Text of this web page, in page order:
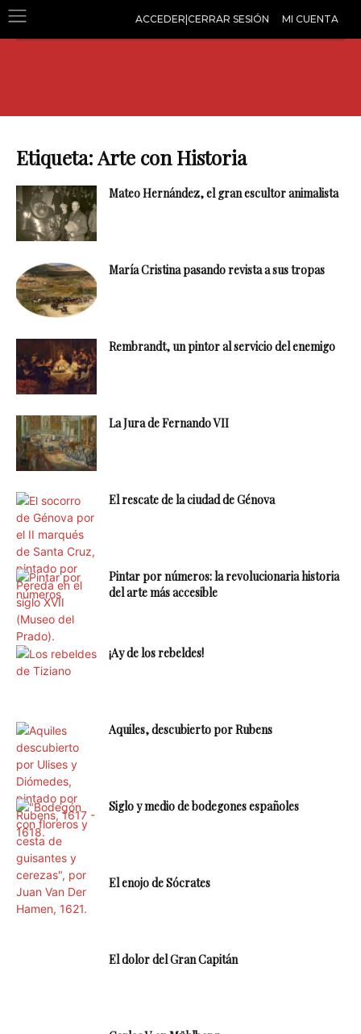
ACCEDER|CERRAR SESIÓN MI CUENTA
Etiqueta: Arte con Historia
Mateo Hernández, el gran escultor animalista
María Cristina pasando revista a sus tropas
Rembrandt, un pintor al servicio del enemigo
La Jura de Fernando VII
El rescate de la ciudad de Génova
Pintar por números: la revolucionaria historia
del arte más accesible
¡Ay de los rebeldes!
Aquiles, descubierto por Rubens
Siglo y medio de bodegones españoles
El enojo de Sócrates
El dolor del Gran Capitán